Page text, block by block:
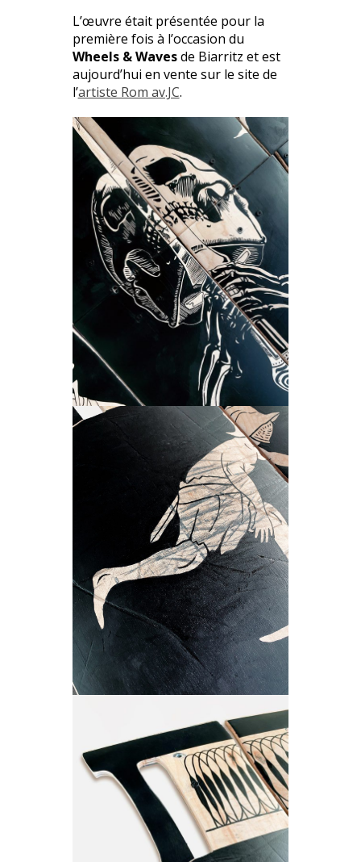
L’œuvre était présentée pour la
première fois à l’occasion du
Wheels & Wavesde Biarritz et est
aujourd’hui en vente sur le site de
l’artiste Rom av.JC.